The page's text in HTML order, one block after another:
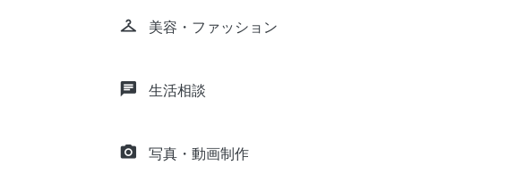
checkroom 美容・ファッション
chat 生活相談
camera_alt 写真・動画制作